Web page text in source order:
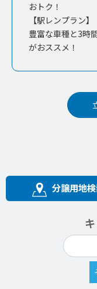
おトク！
【駅レンプラン】
豊富な車種と3時
がおススメ！
分譲用地